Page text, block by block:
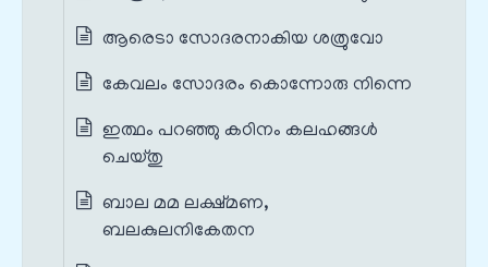
ആരെടാ സോദരനാകിയ ശത്രുവോ
കേവലം സോദരം കൊന്നോരു നിന്നെ
ഇത്ഥം പറഞ്ഞു കഠിനം കലഹങ്ങൾ
ചെയ്തു
ബാല മമ ലക്ഷ്മണ,
ബലകുലനികേതന